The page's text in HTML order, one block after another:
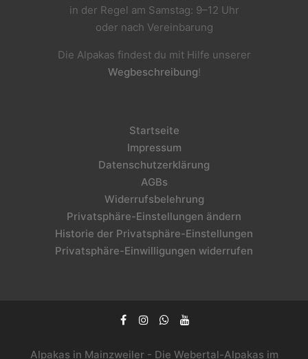
in der Regel am Samstag: 9–12 Uhr
oder nach Vereinbarung
Die Alpakas findest du mit Hilfe unserer
Wegbeschreibung!
Startseite
Impressum
Datenschutzerklärung
AGBs
Widerrufsbelehrung
Privatsphäre-Einstellungen ändern
Historie der Privatsphäre-Einstellungen
Privatsphäre-Einwilligungen widerrufen
Alpakas in Mainzweiler - Die Webertal-Alpakas im